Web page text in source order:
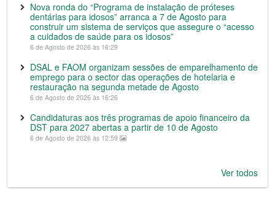
Nova ronda do “Programa de instalação de próteses
dentárias para idosos” arranca a 7 de Agosto para
construir um sistema de serviços que assegure o “acesso
a cuidados de saúde para os idosos”
6 de Agosto de 2026 às 16:29
DSAL e FAOM organizam sessões de emparelhamento de
emprego para o sector das operações de hotelaria e
restauração na segunda metade de Agosto
6 de Agosto de 2026 às 16:26
Candidaturas aos três programas de apoio financeiro da
DST para 2027 abertas a partir de 10 de Agosto
6 de Agosto de 2026 às 12:59
Ver todos